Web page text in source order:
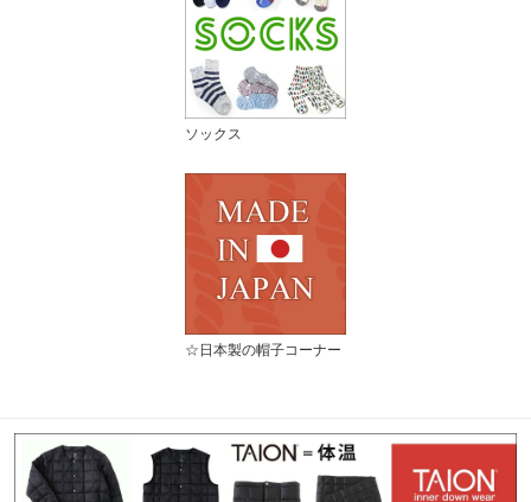
ソックス
☆日本製の帽子コーナー